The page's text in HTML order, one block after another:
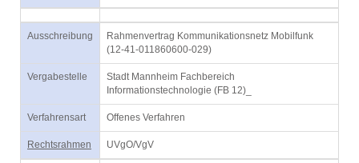
Ausschreibung
Rahmenvertrag Kommunikationsnetz Mobilfunk
(12-41-011860600-029)
Vergabestelle
Stadt Mannheim Fachbereich
Informationstechnologie (FB 12)_
Verfahrensart Offenes Verfahren
Rechtsrahmen UVgO/VgV